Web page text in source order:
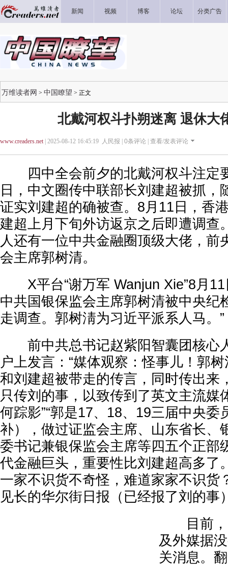
新闻 视频 博客 论坛 分类广告
万维读者网 > 中国瞭望 > 正文
北戴河权斗扑朔迷离 退休大
www.creaders.net| 2025-08-12 16:45:19 人民报 | 0条评论 | 查看/发表评论
四中全会前夕的北戴河权斗注定
日，中文圈传中联部长刘建超被抓，
证实刘建超的确被查。8月11日，香
建超上月下旬外访返京之后即遭调查
人还有一位中共金融圈顶级大佬，前
会主席郭树清。
X平台“谢万军 Wanjun Xie”8月11
中共国银保监会主席郭树清被中央纪
走调查。郭树淸为习近平派系人马。”
前中共总书记赵紫阳智囊团核心
户上发言：“媒体观察：怪事儿！郭
和刘建超被带走的传言，同时传出来
只传刘的事，以致传到了英文主流媒
何踪影”“郭是17、18、19三届中央委
补），做过证监会主席、山东省长、
委书记兼银保监会主席等四五个正部
代金融巨头，重要性比刘建超高多了
一家不识货不奇怪，难道家家不识货
见长的华尔街日报（已经报了刘的事
目前，
及外媒据
关消息。